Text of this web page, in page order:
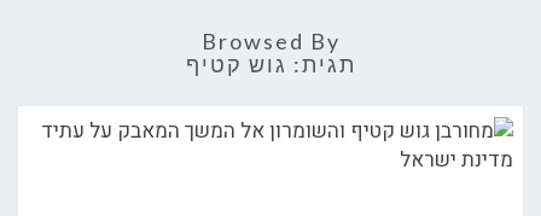
Browsed By
תגית: גוש קטיף